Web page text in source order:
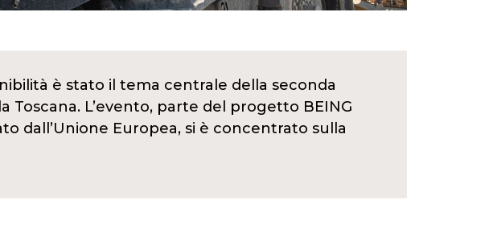
è stato il tema centrale della seconda
Toscana. L’evento, parte del progetto BEING
dall’Unione Europea, si è concentrato sulla